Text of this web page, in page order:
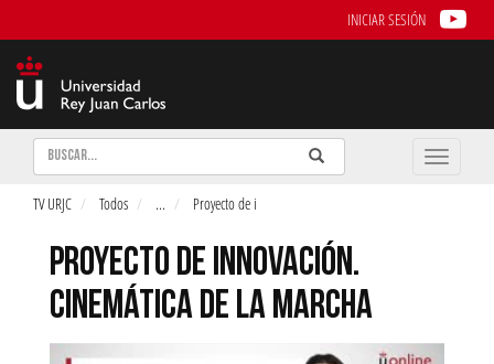
INICIAR SESIÓN
Buscar Enviar
Buscar
Toggle
TV URJC Todos ... Proyecto de i
PROYECTO DE INNOVACIÓN.
CINEMÁTICA DE LA MARCHA